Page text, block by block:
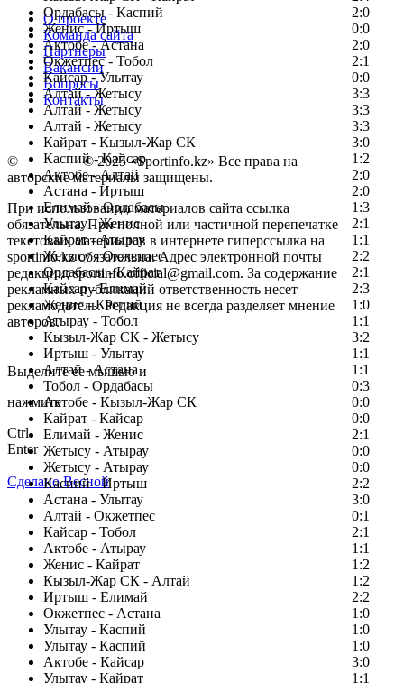
Ордабасы - Каспий
2:0
Женис - Иртыш
0:0
Актобе - Астана
2:0
Окжетпес - Тобол
2:1
Кайсар - Улытау
0:0
Алтай - Жетысу
3:3
Алтай - Жетысу
3:3
Алтай - Жетысу
3:3
Кайрат - Кызыл-Жар СК
3:0
Каспий - Кайсар
1:2
Актобе - Алтай
2:0
Астана - Иртыш
2:0
Елимай - Ордабасы
1:3
Улытау - Женис
2:1
Кайрат - Атырау
1:1
Жетысу - Окжетпес
2:2
Ордабасы - Кайрат
2:1
Кайсар - Елимай
2:3
Женис - Каспий
1:0
Атырау - Тобол
1:1
Кызыл-Жар СК - Жетысу
3:2
Иртыш - Улытау
1:1
Алтай - Астана
1:1
Тобол - Ордабасы
0:3
Актобе - Кызыл-Жар СК
0:0
Кайрат - Кайсар
0:0
Елимай - Женис
2:1
Жетысу - Атырау
0:0
Жетысу - Атырау
0:0
Каспий - Иртыш
2:2
Астана - Улытау
3:0
Алтай - Окжетпес
0:1
Кайсар - Тобол
2:1
Актобе - Атырау
1:1
Женис - Кайрат
1:2
Кызыл-Жар СК - Алтай
1:2
Иртыш - Елимай
2:2
Окжетпес - Астана
1:0
Улытау - Каспий
1:0
Улытау - Каспий
1:0
Актобе - Кайсар
3:0
Улытау - Кайрат
1:1
О проекте
Команда сайта
Партнеры
Вакансии
Вопросы
Контакты
© Copyright© 2025 «Sportinfo.kz» Все права на
авторские материалы защищены.
При использовании материалов сайта ссылка
обязательна. При полной или частичной перепечатке
текстовых материалов в интернете гиперссылка на
sportinfo.kz обязательна. Адрес электронной почты
редакции: sportinfo.official@gmail.com. За содержание
рекламных публикаций ответственность несет
рекламодатель. Редакция не всегда разделяет мнение
авторов.
Заметили ошибку в тексте?
Выделите ее мышью и
нажмите
Ctrl
Enter
Сделано Весной